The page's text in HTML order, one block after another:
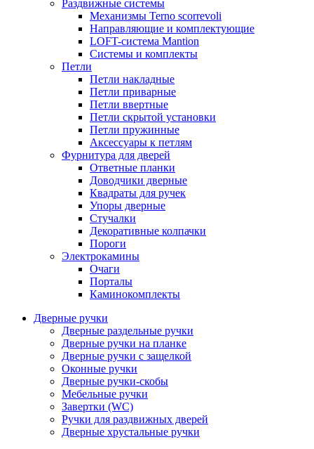
Раздвижные системы
Механизмы Terno scorrevoli
Направляющие и комплектующие
LOFT-cистема Mantion
Системы и комплекты
Петли
Петли накладные
Петли приварные
Петли ввертные
Петли скрытой установки
Петли пружинные
Аксессуары к петлям
Фурнитура для дверей
Ответные планки
Доводчики дверные
Квадраты для ручек
Упоры дверные
Стучалки
Декоративные колпачки
Пороги
Электрокамины
Очаги
Порталы
Каминокомплекты
Дверные ручки
Дверные раздельные ручки
Дверные ручки на планке
Дверные ручки с защелкой
Оконные ручки
Дверные ручки-скобы
Мебельные ручки
Завертки (WC)
Ручки для раздвижных дверей
Дверные хрустальные ручки